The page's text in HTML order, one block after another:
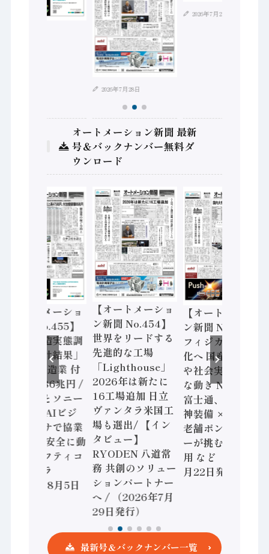
2026年7月28日
2026年7月21日
オートメーション新聞 最新
号＆バックナンバー無料ダ
ウンロード
【オートメーショ
ン新聞 No.455】
「経済構造実態調
査二次集計結果」
2024年製造業 付
加価値額86兆円 /
三菱電機とソニー
セミコン AIビジ
ョンセンサで協業
/ IDEC、安全に動
かすセーフティコ
ントローラ
（2026年8月5日
【オートメーショ
ン新聞 No.454】
世界をリードする
先進的な工場
「Lighthouse」
2026年は新たに
16工場追加 日立
ヴァンタラ米国工
場も選出/ 【イン
タビュー】
RYODEN 八道常
務 共創のソリュー
ションパートナー
へ / （2026年7月
29日発行）
【オートメーショ
ン新聞 No.453】
フィジカルAI本格
化へ 国産AI開発
や社会実装に活発
な動き Noetra、
富士通、日立 / 兵
神装備 × HMS、
老舗ポンプメーカ
ーが挑むデータ活
用 など（2026年7
月22日発行）
最新号＆バックナンバー一覧